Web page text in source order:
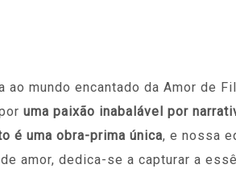
ao mundo encantado da Amor de
uma paixão inabalável por
é uma obra-prima única, e nossa
amor, dedica-se a capturar a